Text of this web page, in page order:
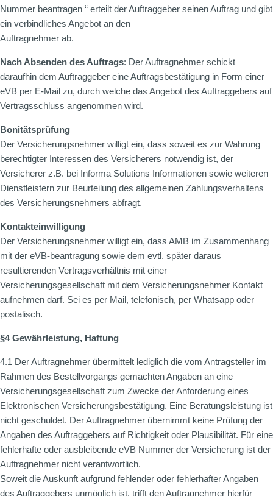
Nummer beantragen “ erteilt der Auftraggeber seinen Auftrag und gibt
ein verbindliches Angebot an den
Auftragnehmer ab.
Nach Absenden des Auftrags: Der Auftragnehmer schickt
daraufhin dem Auftraggeber eine Auftragsbestätigung in Form einer
eVB per E-Mail zu, durch welche das Angebot des Auftraggebers auf
Vertragsschluss angenommen wird.
Bonitätsprüfung
Der Versicherungsnehmer willigt ein, dass soweit es zur Wahrung
berechtigter Interessen des Versicherers notwendig ist, der
Versicherer z.B. bei Informa Solutions Informationen sowie weiteren
Dienstleistern zur Beurteilung des allgemeinen Zahlungsverhaltens
des Versicherungsnehmers abfragt.
Kontakteinwilligung
Der Versicherungsnehmer willigt ein, dass AMB im Zusammenhang
mit der eVB-beantragung sowie dem evtl. später daraus
resultierenden Vertragsverhältnis mit einer
Versicherungsgesellschaft mit dem Versicherungsnehmer Kontakt
aufnehmen darf. Sei es per Mail, telefonisch, per Whatsapp oder
postalisch.
§4 Gewährleistung, Haftung
4.1 Der Auftragnehmer übermittelt lediglich die vom Antragsteller im
Rahmen des Bestellvorgangs gemachten Angaben an eine
Versicherungsgesellschaft zum Zwecke der Anforderung eines
Elektronischen Versicherungsbestätigung. Eine Beratungsleistung ist
nicht geschuldet. Der Auftragnehmer übernimmt keine Prüfung der
Angaben des Auftraggebers auf Richtigkeit oder Plausibilität. Für eine
fehlerhafte oder ausbleibende eVB Nummer der Versicherung ist der
Auftragnehmer nicht verantwortlich.
Soweit die Auskunft aufgrund fehlender oder fehlerhafter Angaben
des Auftraggebers unmöglich ist, trifft den Auftragnehmer hierfür